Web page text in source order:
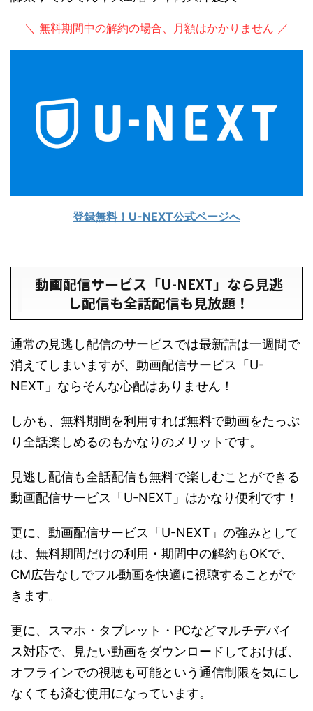
＼ 無料期間中の解約の場合、月額はかかりません ／
登録無料！U-NEXT公式ページへ
動画配信サービス「U-NEXT」なら見逃
し配信も全話配信も見放題！
通常の見逃し配信のサービスでは最新話は一週間で
消えてしまいますが、動画配信サービス「U-
NEXT」ならそんな心配はありません！
しかも、無料期間を利用すれば無料で動画をたっぷ
り全話楽しめるのもかなりのメリットです。
見逃し配信も全話配信も無料で楽しむことができる
動画配信サービス「U-NEXT」はかなり便利です！
更に、動画配信サービス「U-NEXT」の強みとして
は、無料期間だけの利用・期間中の解約もOKで、
CM広告なしでフル動画を快適に視聴することがで
きます。
更に、スマホ・タブレット・PCなどマルチデバイ
ス対応で、見たい動画をダウンロードしておけば、
オフラインでの視聴も可能という通信制限を気にし
なくても済む使用になっています。